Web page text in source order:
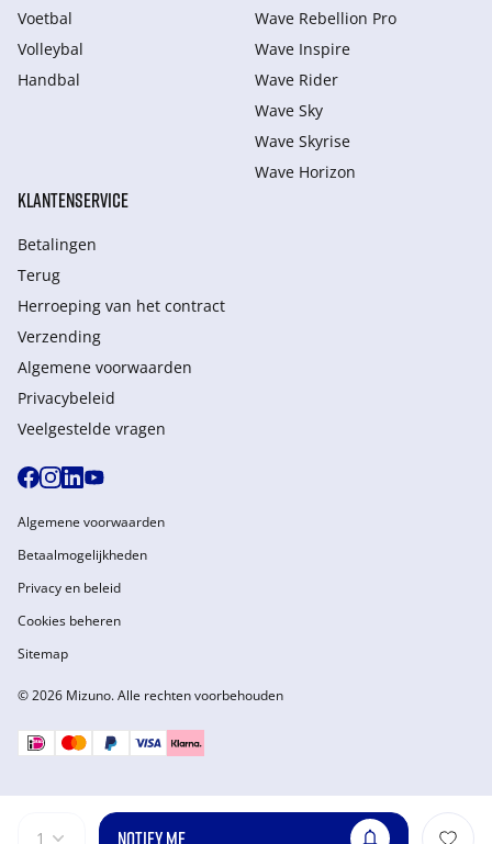
1 NOTIFY ME
Voetbal
Volleybal
Handbal
Wave Rebellion Pro
Wave Inspire
Wave Rider
Wave Sky
Wave Skyrise
Wave Horizon
KLANTENSERVICE
Betalingen
Terug
Herroeping van het contract
Verzending
Algemene voorwaarden
Privacybeleid
Veelgestelde vragen
© 2026 Mizuno. Alle rechten voorbehouden
Algemene voorwaarden
Betaalmogelijkheden
Privacy en beleid
Cookies beheren
Sitemap